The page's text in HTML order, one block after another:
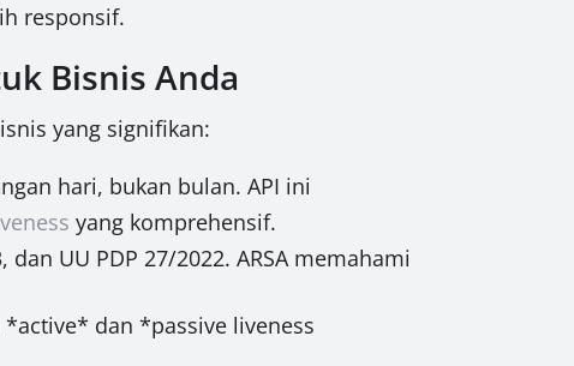
responsif.
Bisnis Anda
yang signifikan:
hari, bukan bulan. API ini
yang komprehensif.
dan UU PDP 27/2022. ARSA memahami
dan *passive liveness